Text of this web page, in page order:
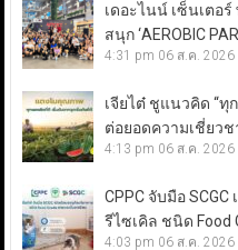
เดอะไนน์ เซ็นเตอ
สนุก ‘AEROBIC
4:31 pm 06 ส.ค. 2026
เจียไต๋ ชูแนวคิด “ทุ
ต่อยอดความเชี่ยว
4:13 pm 06 ส.ค. 2026
CPPC จับมือ
รีไซเคิล ชนิด Food
4:03 pm 06 ส.ค. 2026